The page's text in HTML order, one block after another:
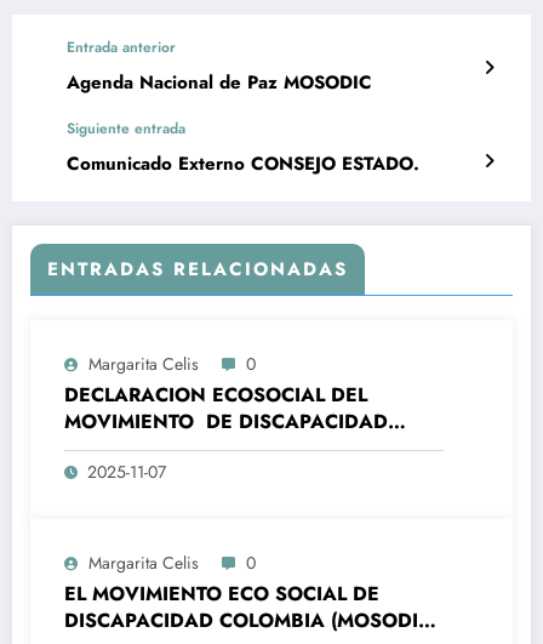
Entrada anterior
Agenda Nacional de Paz MOSODIC
Siguiente entrada
Comunicado Externo CONSEJO ESTADO.
ENTRADAS RELACIONADAS
Margarita Celis 0
DECLARACION ECOSOCIAL DEL
MOVIMIENTO DE DISCAPACIDAD
COLOMBIA – MOSODIC- A LA
ORGANIZACIONES DE LA SOCIEDAD
ALC-UE- SANTA MARTA, 7 Y 8
NOVIEMBRE 2025
2025-11-07
Margarita Celis 0
EL MOVIMIENTO ECO SOCIAL DE
DISCAPACIDAD COLOMBIA (MOSODIC),